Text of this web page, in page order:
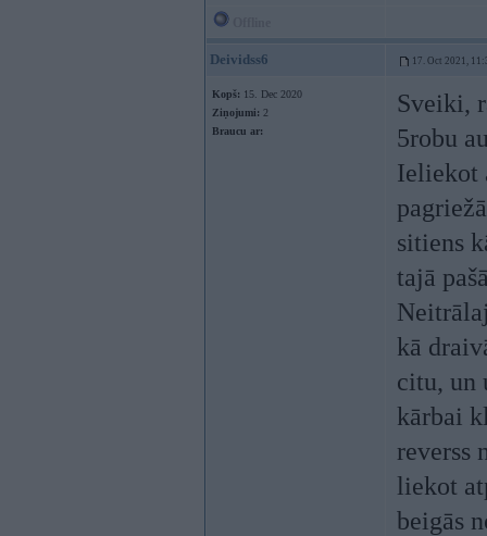
Deividss6 17. Oct 2021,
Kopš: 15. Dec 2020
Ziņojumi: 2
Braucu ar:
Sveiki,
5robu
Ieliekot
sitiens
tajā
kā
citu, un
kārbai
reverss
liekot
beigās